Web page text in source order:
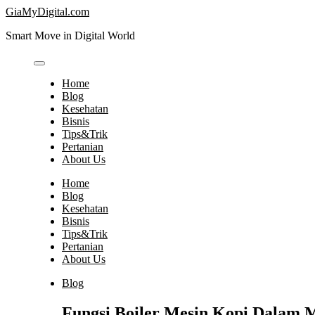
Skip
content
GiaMyDigital.com
Smart Move in Digital World
Home
Blog
Kesehatan
Bisnis
Tips&Trik
Pertanian
About Us
Home
Blog
Kesehatan
Bisnis
Tips&Trik
Pertanian
About Us
Blog